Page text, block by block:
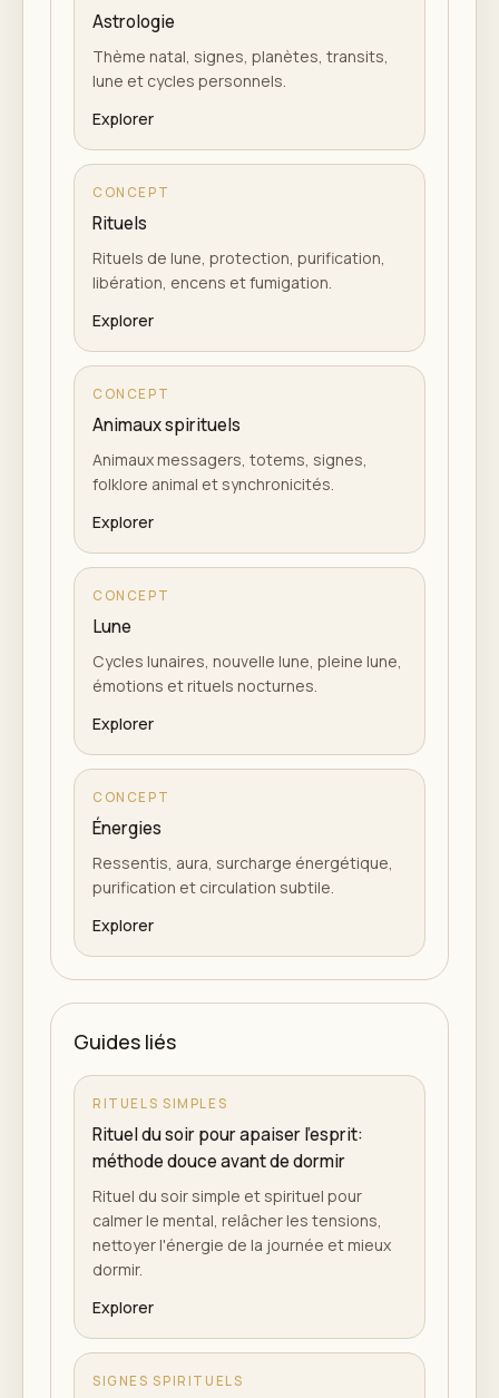
Astrologie
Thème natal, signes, planètes, transits,
lune et cycles personnels.
Explorer
CONCEPT
Rituels
Rituels de lune, protection, purification,
libération, encens et fumigation.
Explorer
CONCEPT
Animaux spirituels
Animaux messagers, totems, signes,
folklore animal et synchronicités.
Explorer
CONCEPT
Lune
Cycles lunaires, nouvelle lune, pleine lune,
émotions et rituels nocturnes.
Explorer
CONCEPT
Énergies
Ressentis, aura, surcharge énergétique,
purification et circulation subtile.
Explorer
Guides liés
RITUELS SIMPLES
Rituel du soir pour apaiser l'esprit:
méthode douce avant de dormir
Rituel du soir simple et spirituel pour
calmer le mental, relâcher les tensions,
nettoyer l'énergie de la journée et mieux
dormir.
Explorer
SIGNES SPIRITUELS